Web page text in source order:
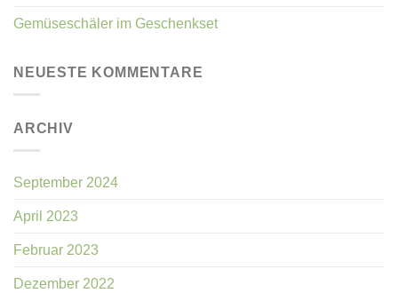
Gemüseschäler im Geschenkset
NEUESTE KOMMENTARE
ARCHIV
September 2024
April 2023
Februar 2023
Dezember 2022